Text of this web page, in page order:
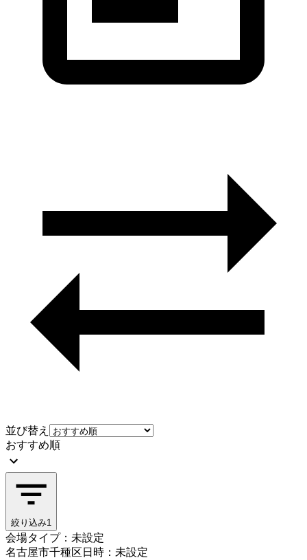
並び替え
おすすめ順
絞り込み1
会場タイプ：未設定
名古屋市千種区日時：未設定